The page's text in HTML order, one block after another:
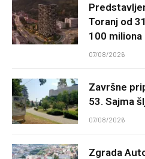
Toranj od
100 miliona
07/08/2026
Završne
53. Sajma
07/08/2026
Zgrada